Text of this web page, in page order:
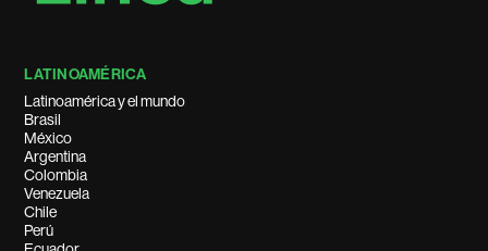
LATINOAMÉRICA
Latinoamérica y el mundo
Brasil
México
Argentina
Colombia
Venezuela
Chile
Perú